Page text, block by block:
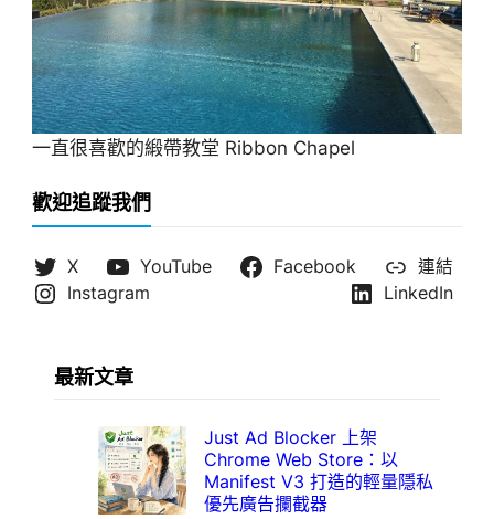
一直很喜歡的緞帶教堂 Ribbon Chapel
歡迎追蹤我們
X YouTube Facebook
連結
Instagram
LinkedIn
最新文章
Just Ad Blocker 上架
Chrome Web Store：以
Manifest V3 打造的輕量隱私
優先廣告攔截器